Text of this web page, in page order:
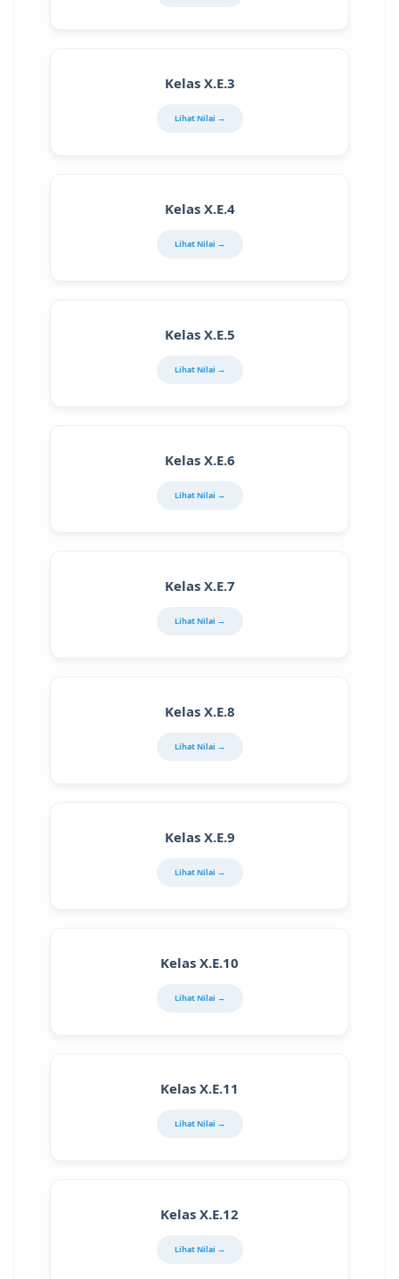
Kelas X.E.3
Lihat Nilai →
Kelas X.E.4
Lihat Nilai →
Kelas X.E.5
Lihat Nilai →
Kelas X.E.6
Lihat Nilai →
Kelas X.E.7
Lihat Nilai →
Kelas X.E.8
Lihat Nilai →
Kelas X.E.9
Lihat Nilai →
Kelas X.E.10
Lihat Nilai →
Kelas X.E.11
Lihat Nilai →
Kelas X.E.12
Lihat Nilai →